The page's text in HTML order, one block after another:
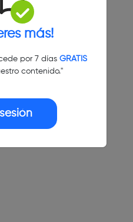
más!
por 7 días GRATIS
contenido."